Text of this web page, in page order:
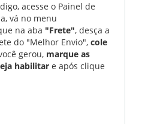
acesse o Painel de
vá no menu
na aba "Frete", desça a
do "Melhor Envio", cole
gerou, marque as
habilitar e após clique